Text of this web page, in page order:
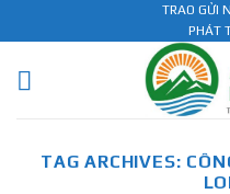
to
content
TRAO GỬI
PHÁT
TAG ARCHIVES: